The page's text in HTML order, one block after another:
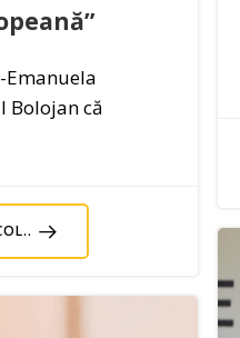
Emanuela
Bolojan că